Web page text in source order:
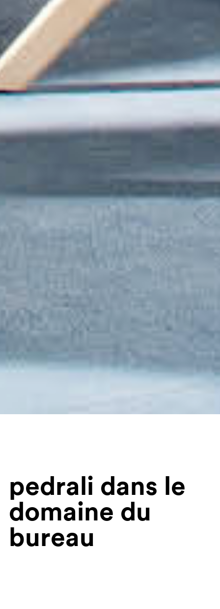
pedrali dans le
domaine du
bureau